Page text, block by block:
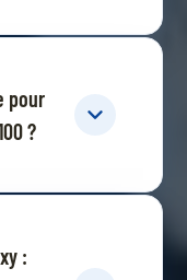
pour
?
: